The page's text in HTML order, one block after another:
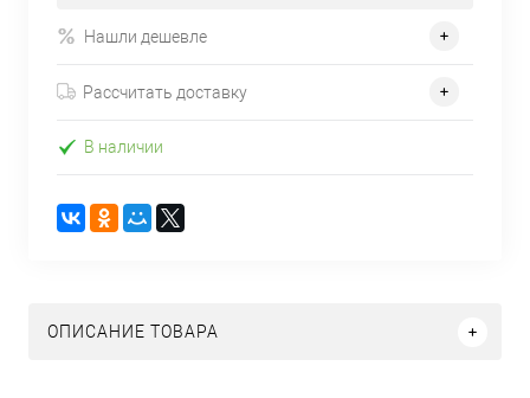
Нашли дешевле
Рассчитать доставку
В наличии
ОПИСАНИЕ ТОВАРА